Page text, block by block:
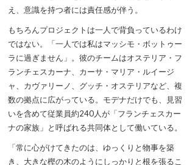
え、意識を持つ者には責任感が伴う。
もちろんプロジェクトは一人で背負っているわけ
ではない。「一人では私はマッシモ・ボットゥー
ラに過ぎません」。彼のチームはオステリア・フ
ランチェスカーナ、カーサ・マリア・ルイージ
ャ、カヴァリーノ、グッチ・オステリアなど、複
数の拠点に広がっている。モデナだけでも、見習
いを含めて従業員約240人が「フランチェスカー
ナの家族」と呼ばれる共同体として働いている。
「常に心がけてきたのは、ゆっくりと物事を築
き、大きな樫の木のようにしっかりと根を張るこ